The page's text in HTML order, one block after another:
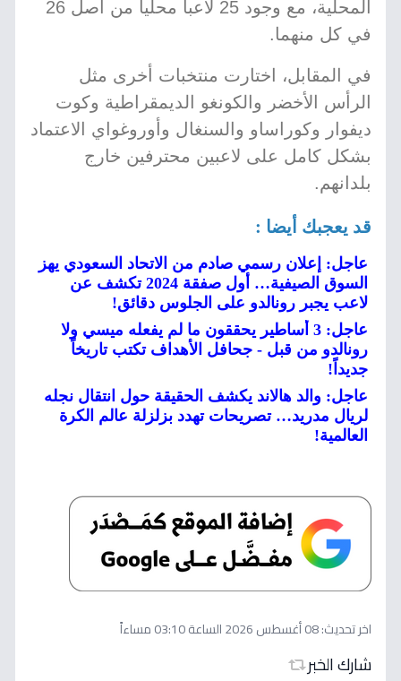
المحلية، مع وجود 25 لاعباً محلياً من أصل 26
في كل منهما.
في المقابل، اختارت منتخبات أخرى مثل
الرأس الأخضر والكونغو الديمقراطية وكوت
ديفوار وكوراساو والسنغال وأوروغواي الاعتماد
بشكل كامل على لاعبين محترفين خارج
بلدانهم.
قد يعجبك أيضا :
عاجل: إعلان رسمي صادم من الاتحاد السعودي يهز
السوق الصيفية… أول صفقة 2024 تكشف عن
لاعب يجبر رونالدو على الجلوس دقائق!
عاجل: 3 أساطير يحققون ما لم يفعله ميسي ولا
رونالدو من قبل - جحافل الأهداف تكتب تاريخاً
جديداً!
عاجل: والد هالاند يكشف الحقيقة حول انتقال نجله
لريال مدريد… تصريحات تهدد بزلزلة عالم الكرة
العالمية!
اخر تحديث:08 أغسطس 2026 الساعة 03:10 مساءاً
شارك الخبر